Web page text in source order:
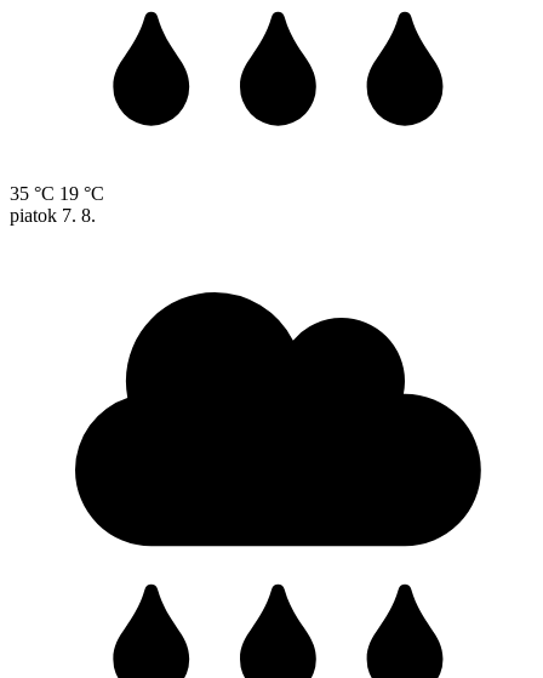
35 °C 19 °C
piatok 7. 8.